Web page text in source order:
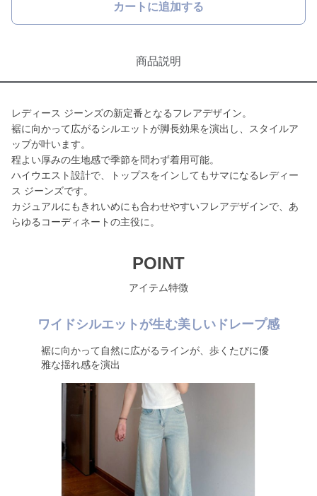
カートに追加する
商品説明
レディース ジーンズの新定番となるフレアデザイン。
裾に向かって広がるシルエットが脚長効果を演出し、スタイルア
ップが叶います。
程よい厚みの生地感で季節を問わず着用可能。
ハイウエスト設計で、トップスをインしてもサマになるレディー
ス ジーンズです。
カジュアルにもきれいめにも合わせやすいフレアデザインで、あ
らゆるコーディネートの主役に。
POINT
アイテム特徴
ワイドシルエットが生む美しいドレープ感
裾に向かって自然に広がるラインが、歩くたびに優
雅な揺れ感を演出